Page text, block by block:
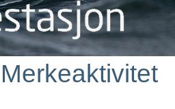
Merkeaktivitet